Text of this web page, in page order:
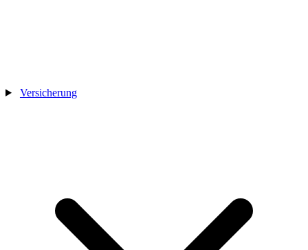
Versicherung